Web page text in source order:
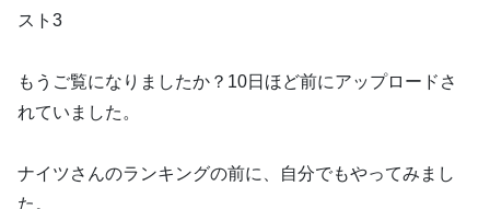
スト3
もうご覧になりましたか？10日ほど前にアップロードさ
れていました。
ナイツさんのランキングの前に、自分でもやってみまし
た。